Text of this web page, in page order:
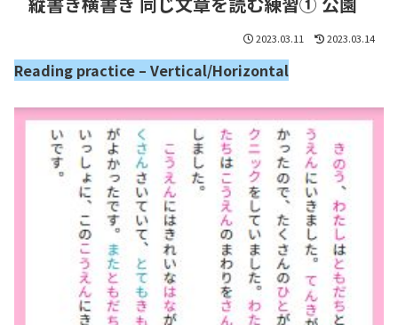
2023.03.11 2023.03.14
Reading practice – Vertical/Horizontal